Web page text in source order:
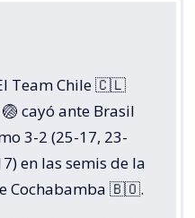
Team Chile 🇨🇱
cayó ante Brasil
3-2 (25-17, 23-
en las semis de la
Cochabamba 🇧🇴.